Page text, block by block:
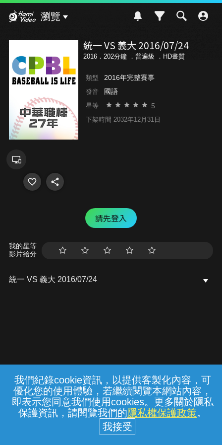
我們紀錄cookie資訊，以提供客製化內容，可
優化您的使用體驗，若繼續閱覽本網站內容，
即表示您同意我們使用cookies。更多關於隱私
保護資訊，請閱覽我們的隱私權保護政策。
瀏覽
統一 VS 義大 2016/07/24
2016．202分鐘 ． 普遍級 ．HD畫質
類型 2016年完整賽事
發音 國語
星等 5
下架時間 2032年12月31日
請先登入
我的星等
影片給分
統一 VS 義大 2016/07/24
常見問題 線上客服 服務條款 隱私權保護
中華電信股份有限公司個人家庭分公司
(統一編號：96979949) © 2026
{{notifyMsg}}